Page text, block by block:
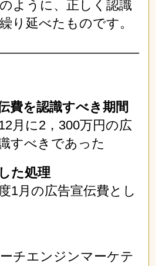
ように、正しく認識
り延べたものです。
費を認識すべき期間
月に2，300万円の広
すべきであった
た処理
月の広告宣伝費とし
チエンジンマーケテ